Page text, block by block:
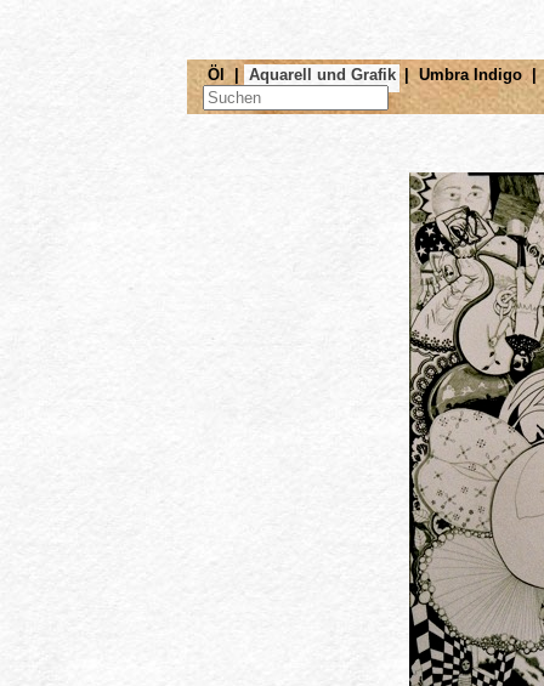
Öl Aquarell und Grafik | Umbra Indigo |